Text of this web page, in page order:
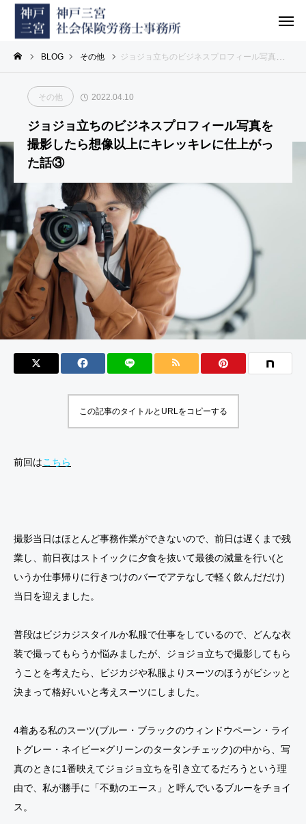
BLOG その他 ジョジョ立ちのビジネスプロフィール写真を撮影したら想像以上にキレッキレに仕上がった話③
その他 2022.04.10
ジョジョ立ちのビジネスプロフィール写真を
撮影したら想像以上にキレッキレに仕上がっ
た話③
この記事のタイトルとURLをコピーする
前回はこちら
撮影当日はほとんど事務作業ができないので、前日は遅くまで残
業し、前日夜はストイックに夕食を抜いて最後の減量を行い(と
いうか仕事帰りに行きつけのバーでアテなしで軽く飲んだだけ)
当日を迎えました。
普段はビジカジスタイルか私服で仕事をしているので、どんな衣
装で撮ってもらうか悩みましたが、ジョジョ立ちで撮影してもら
うことを考えたら、ビジカジや私服よりスーツのほうがビシッと
決まって格好いいと考えスーツにしました。
4着ある私のスーツ(ブルー・ブラックのウィンドウペーン・ライ
トグレー・ネイビー×グリーンのタータンチェック)の中から、写
真のときに1番映えてジョジョ立ちを引き立てるだろうという理
由で、私が勝手に「不動のエース」と呼んでいるブルーをチョイ
ス。